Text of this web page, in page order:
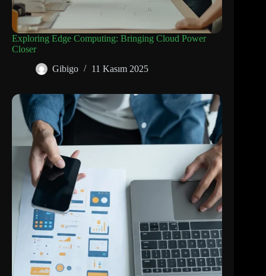
Exploring Edge Computing: Bringing Cloud Power
Closer
Gibigo
11 Kasım 2025